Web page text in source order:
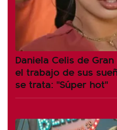
Daniela Celis de
el trabajo de sus
se trata: "Súper hot"